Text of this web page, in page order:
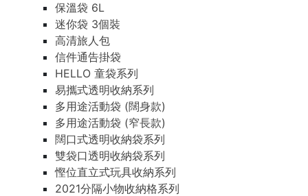
保溫袋 6L
迷你袋 3個裝
高清旅人包
信件通告掛袋
HELLO 童袋系列
易攜式透明收納系列
多用途活動袋 (闊身款)
多用途活動袋 (窄長款)
闊口式透明收納袋系列
雙袋口透明收納袋系列
慳位直立式玩具收納系列
2021分隔小物收納格系列